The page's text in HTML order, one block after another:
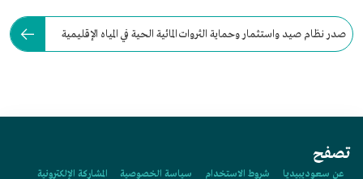
صدر نظام صيد واستثمار وحماية الثروات المائية الحية في المياه الإقليمية
تصفح
عن سعوديبيديا شروط الاستخدام سياسة الخصوصية المشاركة الإلكترونية